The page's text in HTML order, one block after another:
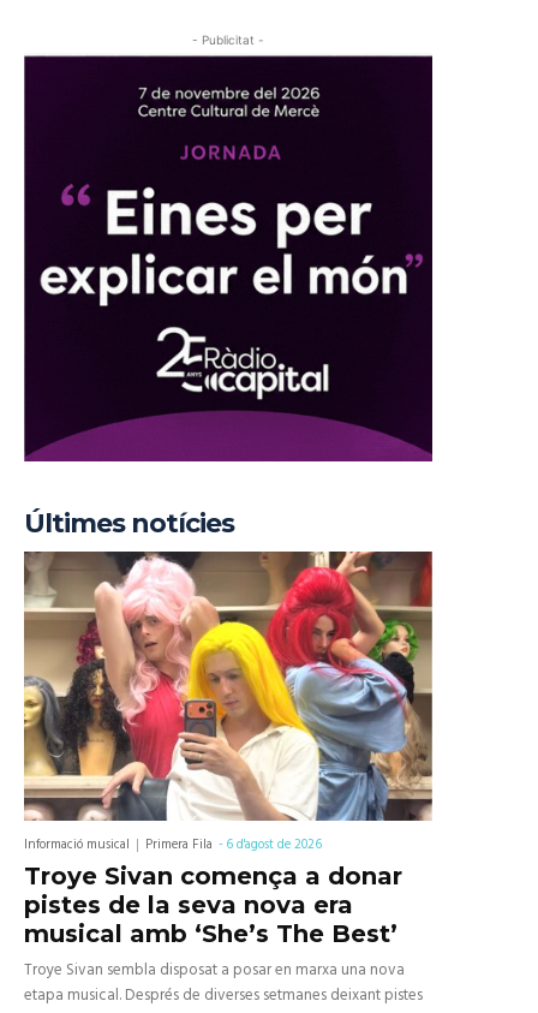
- Publicitat -
Últimes notícies
Informació musical Primera Fila -6 d'agost de 2026
Troye Sivan comença a donar
pistes de la seva nova era
musical amb ‘She’s The Best’
Troye Sivan sembla disposat a posar en marxa una nova
etapa musical. Després de diverses setmanes deixant pistes